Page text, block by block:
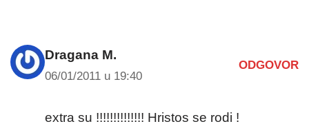
Dragana M.
06/01/2011 u 19:40
ODGOVOR
extra su !!!!!!!!!!!!!! Hristos se rodi !